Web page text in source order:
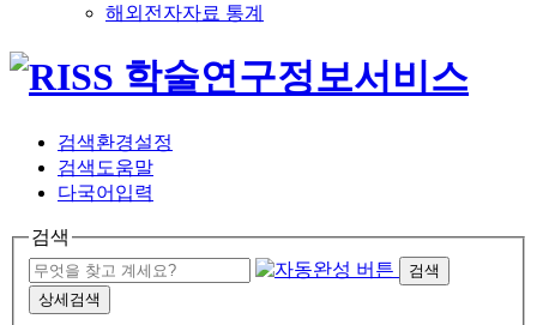
해외전자자료 통계
검색환경설정
검색도움말
다국어입력
검색
검색
상세검색